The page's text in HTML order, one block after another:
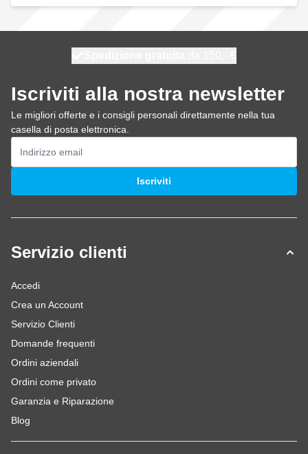
Iscriviti alla nostra newsletter
Le migliori offerte e i consigli personali direttamente nella tua
casella di posta elettronica.
Indirizzo email
Iscriviti
Servizio clienti
Accedi
Crea un Account
Servizio Clienti
Domande frequenti
Ordini aziendali
Ordini come privato
Garanzia e Riparazione
Blog